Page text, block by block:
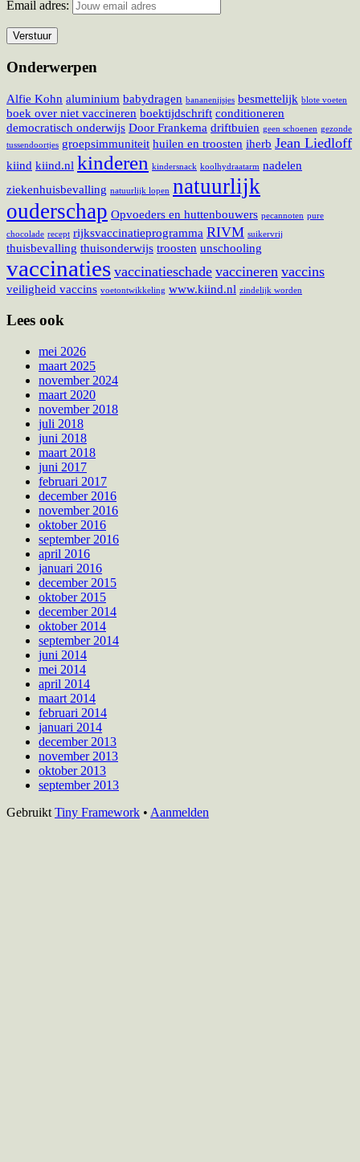
Email adres:
Onderwerpen
Alfie Kohn aluminium babydragen bananenijsjes besmettelijk blote voeten
boek over niet vaccineren boektijdschrift conditioneren
democratisch onderwijs Door Frankema driftbuien geen schoenen gezonde
tussendoortjes groepsimmuniteit huilen en troosten iherb Jean Liedloff
kiind kiind.nl kinderen kindersnack koolhydraatarm nadelen
ziekenhuisbevalling natuurlijk lopen natuurlijk
ouderschap Opvoeders en huttenbouwers pecannoten pure
chocolade recept rijksvaccinatieprogramma RIVM suikervrij
thuisbevalling thuisonderwijs troosten unschooling
vaccinaties vaccinatieschade vaccineren vaccins
veiligheid vaccins voetontwikkeling www.kiind.nl zindelijk worden
Lees ook
mei 2026
maart 2025
november 2024
maart 2020
november 2018
juli 2018
juni 2018
maart 2018
juni 2017
februari 2017
december 2016
november 2016
oktober 2016
september 2016
april 2016
januari 2016
december 2015
oktober 2015
december 2014
oktober 2014
september 2014
juni 2014
mei 2014
april 2014
maart 2014
februari 2014
januari 2014
december 2013
november 2013
oktober 2013
september 2013
Footer
Gebruikt Tiny Framework • Aanmelden